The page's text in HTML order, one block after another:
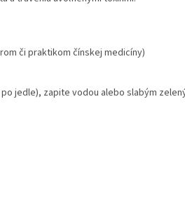
či praktikom čínskej medicíny)
jedle), zapite vodou alebo slabým